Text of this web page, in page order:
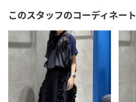
このスタッフのコーディネート